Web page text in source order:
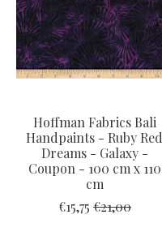
Hoffman Fabrics Bali
Handpaints - Ruby Red
Dreams - Galaxy -
Coupon - 100 cm x 110
cm
€15,75 €21,00